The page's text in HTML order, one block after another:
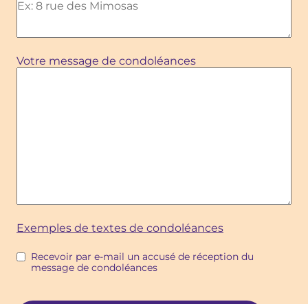
Votre message de condoléances
Exemples de textes de condoléances
Recevoir par e-mail un accusé de réception du
message de condoléances